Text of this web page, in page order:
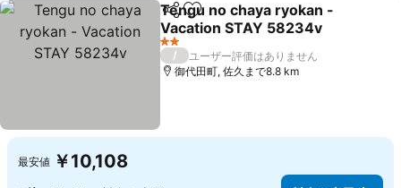
シェアお気に入りに追加
Tengu no chaya ryokan -
Vacation STAY 58234v
料金を表示
2 ホテルのランク
/
ユーザー評価はありません
御代田町, 佐久まで8.8 km
最安値 ￥10,108